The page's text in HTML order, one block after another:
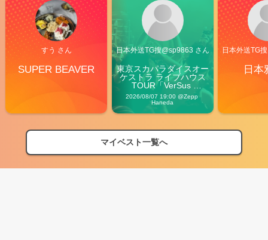
すう さん
SUPER BEAVER
日本外送TG搜@sp9863 さん
東京スカパラダイスオー
ケストラ ライブハウス
TOUR「VerSus
Carnival」
2026/08/07 19:00 @Zepp
Haneda
日本外送TG
日本
マイベスト一覧へ